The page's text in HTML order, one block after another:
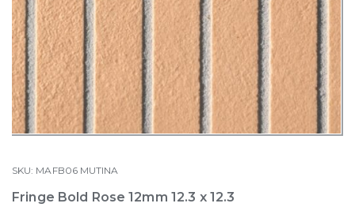
SKU: MAFB06 MUTINA
Fringe Bold Rose 12mm 12.3 x 12.3